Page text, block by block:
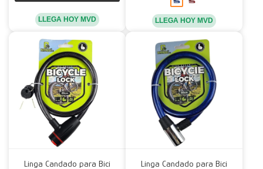
LLEGA HOY MVD LLEGA HOY MVD
Linga Candado para Bici
Linga Candado para Bici